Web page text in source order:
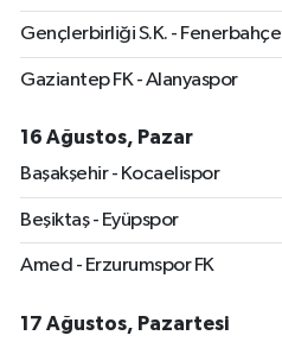
Gençlerbirliği S.K. - Fenerbahçe
Gaziantep FK - Alanyaspor
16 Ağustos, Pazar
Başakşehir - Kocaelispor
Beşiktaş - Eyüpspor
Amed - Erzurumspor FK
17 Ağustos, Pazartesi